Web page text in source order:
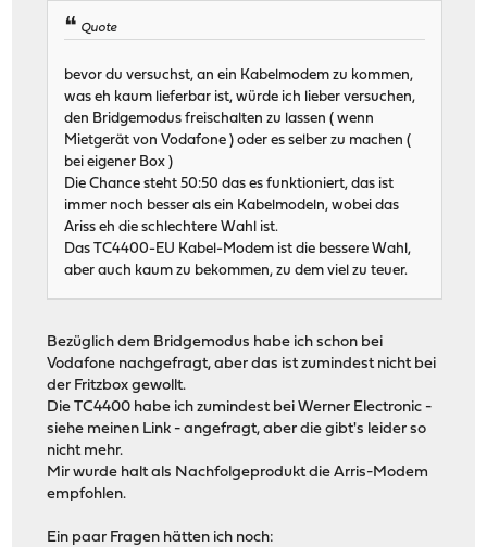
Quote
bevor du versuchst, an ein Kabelmodem zu kommen,
was eh kaum lieferbar ist, würde ich lieber versuchen,
den Bridgemodus freischalten zu lassen ( wenn
Mietgerät von Vodafone ) oder es selber zu machen (
bei eigener Box )
Die Chance steht 50:50 das es funktioniert, das ist
immer noch besser als ein Kabelmodeln, wobei das
Ariss eh die schlechtere Wahl ist.
Das TC4400-EU Kabel-Modem ist die bessere Wahl,
aber auch kaum zu bekommen, zu dem viel zu teuer.
Bezüglich dem Bridgemodus habe ich schon bei
Vodafone nachgefragt, aber das ist zumindest nicht bei
der Fritzbox gewollt.
Die TC4400 habe ich zumindest bei Werner Electronic -
siehe meinen Link - angefragt, aber die gibt's leider so
nicht mehr.
Mir wurde halt als Nachfolgeprodukt die Arris-Modem
empfohlen.
Ein paar Fragen hätten ich noch: